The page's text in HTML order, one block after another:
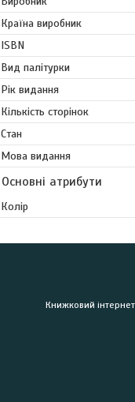
Країна виробник
ISBN
Вид палітурки
Рік видання
Кількість сторінок
Стан
Мова видання
Основні атрибути
Колір